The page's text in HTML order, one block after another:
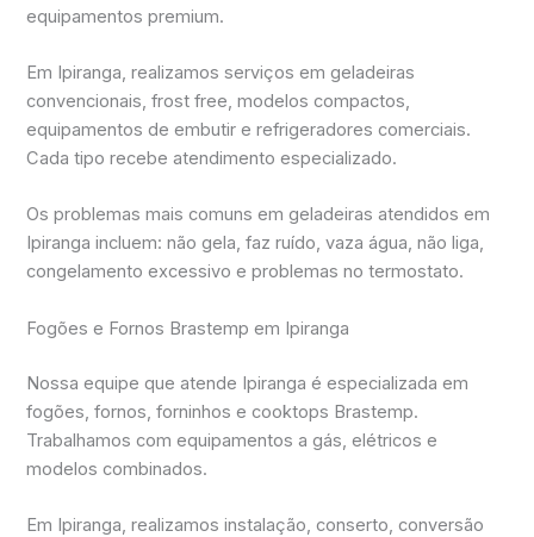
equipamentos premium.
Em Ipiranga, realizamos serviços em geladeiras
convencionais, frost free, modelos compactos,
equipamentos de embutir e refrigeradores comerciais.
Cada tipo recebe atendimento especializado.
Os problemas mais comuns em geladeiras atendidos em
Ipiranga incluem: não gela, faz ruído, vaza água, não liga,
congelamento excessivo e problemas no termostato.
Fogões e Fornos Brastemp em Ipiranga
Nossa equipe que atende Ipiranga é especializada em
fogões, fornos, forninhos e cooktops Brastemp.
Trabalhamos com equipamentos a gás, elétricos e
modelos combinados.
Em Ipiranga, realizamos instalação, conserto, conversão